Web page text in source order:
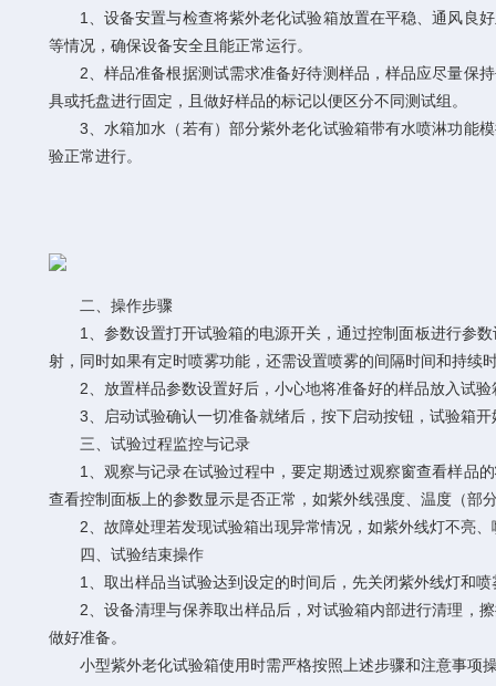
1、设备安置与检查将紫外老化试验箱放置在平稳、通风良好
等情况，确保设备安全且能正常运行。
2、样品准备根据测试需求准备好待测样品，样品应尽量保持
具或托盘进行固定，且做好样品的标记以便区分不同测试组。
3、水箱加水（若有）部分紫外老化试验箱带有水喷淋功能模
验正常进行。
二、操作步骤
1、参数设置打开试验箱的电源开关，通过控制面板进行参数
射，同时如果有定时喷雾功能，还需设置喷雾的间隔时间和持续
2、放置样品参数设置好后，小心地将准备好的样品放入试验
3、启动试验确认一切准备就绪后，按下启动按钮，试验箱开
三、试验过程监控与记录
1、观察与记录在试验过程中，要定期透过观察窗查看样品的
查看控制面板上的参数显示是否正常，如紫外线强度、温度（部
2、故障处理若发现试验箱出现异常情况，如紫外线灯不亮、
四、试验结束操作
1、取出样品当试验达到设定的时间后，先关闭紫外线灯和喷
2、设备清理与保养取出样品后，对试验箱内部进行清理，擦
做好准备。
小型紫外老化试验箱使用时需严格按照上述步骤和注意事项